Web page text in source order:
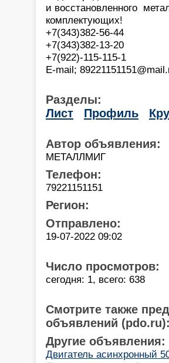
и восстановленного
комплектующих!
+7(343)382-56-44
+7(343)382-13-20
+7(922)-115-115-1
E-mail;
Разделы:
Лист
Профиль
Автор объявления:
МЕТАЛЛМИГ
Телефон:
79221151151
Регион:
Отправлено:
19-07-2022 09:02
Число просмотров:
сегодня: 1, всего: 638
Смотрите также
объявлений (pdo.ru):
Другие объявления:
Двигатель асинхронный